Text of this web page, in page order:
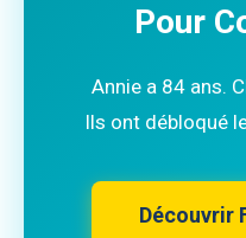
Pour
Annie a 84 ans.
Ils ont débloqué
Découvrir